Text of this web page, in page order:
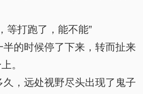
打跑了，能不能”
的时候停了下来，转而扯来
。
，远处视野尽头出现了鬼子